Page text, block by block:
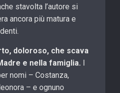
stavolta l’autore si
ancora più matura e
doloroso, che scava
e nella famiglia.
nomi – Costanza,
– e ognuno